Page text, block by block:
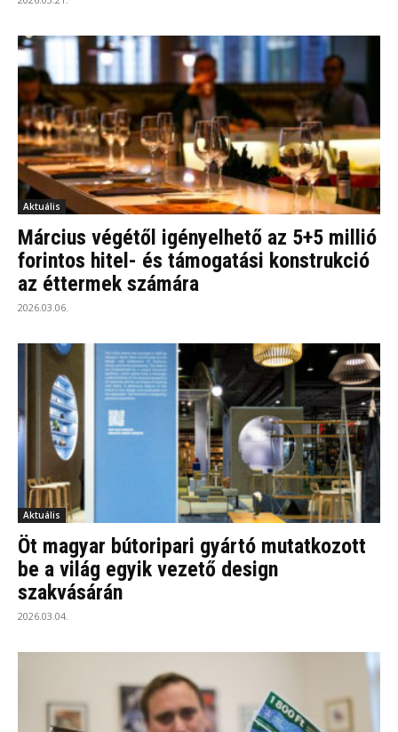
Aktuális
​Március végétől igényelhető az 5+5 millió
forintos hitel- és támogatási konstrukció
az éttermek számára
2026.03.06.
Aktuális
Öt magyar bútoripari gyártó mutatkozott
be a világ egyik vezető design
szakvásárán
2026.03.04.